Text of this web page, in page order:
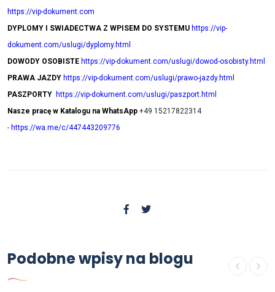
https://vip-dokument.com
DYPLOMY I SWIADECTWA Z WPISEM DO SYSTEMU https://vip-
dokument.com/uslugi/dyplomy.html
DOWODY OSOBISTE https://vip-dokument.com/uslugi/dowod-osobisty.html
PRAWA JAZDY https://vip-dokument.com/uslugi/prawo-jazdy.html
PASZPORTY https://vip-dokument.com/uslugi/paszport.html
Nasze pracę w Katalogu na WhatsApp +49 15217822314
- https://wa.me/c/447443209776
Podobne wpisy na blogu
ukończenia szkoły średniej z
wpisem